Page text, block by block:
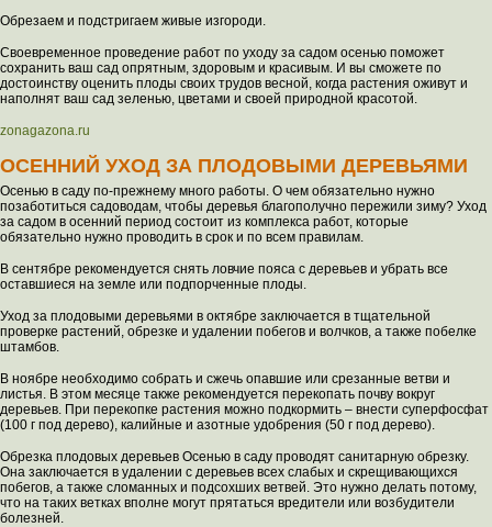
Обрезаем и подстригаем живые изгороди.
Своевременное проведение работ по уходу за садом осенью поможет
сохранить ваш сад опрятным, здоровым и красивым. И вы сможете по
достоинству оценить плоды своих трудов весной, когда растения оживут и
наполнят ваш сад зеленью, цветами и своей природной красотой.
zonagazona.ru
ОСЕННИЙ УХОД ЗА ПЛОДОВЫМИ ДЕРЕВЬЯМИ
Осенью в саду по-прежнему много работы. О чем обязательно нужно
позаботиться садоводам, чтобы деревья благополучно пережили зиму? Уход
за садом в осенний период состоит из комплекса работ, которые
обязательно нужно проводить в срок и по всем правилам.
В сентябре рекомендуется снять ловчие пояса с деревьев и убрать все
оставшиеся на земле или подпорченные плоды.
Уход за плодовыми деревьями в октябре заключается в тщательной
проверке растений, обрезке и удалении побегов и волчков, а также побелке
штамбов.
В ноябре необходимо собрать и сжечь опавшие или срезанные ветви и
листья. В этом месяце также рекомендуется перекопать почву вокруг
деревьев. При перекопке растения можно подкормить – внести суперфосфат
(100 г под дерево), калийные и азотные удобрения (50 г под дерево).
Обрезка плодовых деревьев Осенью в саду проводят санитарную обрезку.
Она заключается в удалении с деревьев всех слабых и скрещивающихся
побегов, а также сломанных и подсохших ветвей. Это нужно делать потому,
что на таких ветках вполне могут прятаться вредители или возбудители
болезней.